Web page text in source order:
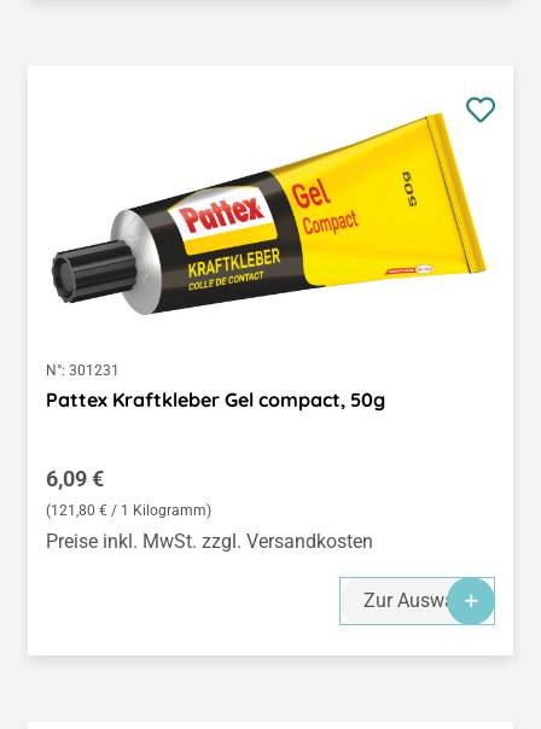
N°: 301231
Pattex Kraftkleber Gel compact, 50g
Regulärer Preis:
6,09 €
(121,80 € / 1 Kilogramm)
Preise inkl. MwSt. zzgl. Versandkosten
Zur Auswahl